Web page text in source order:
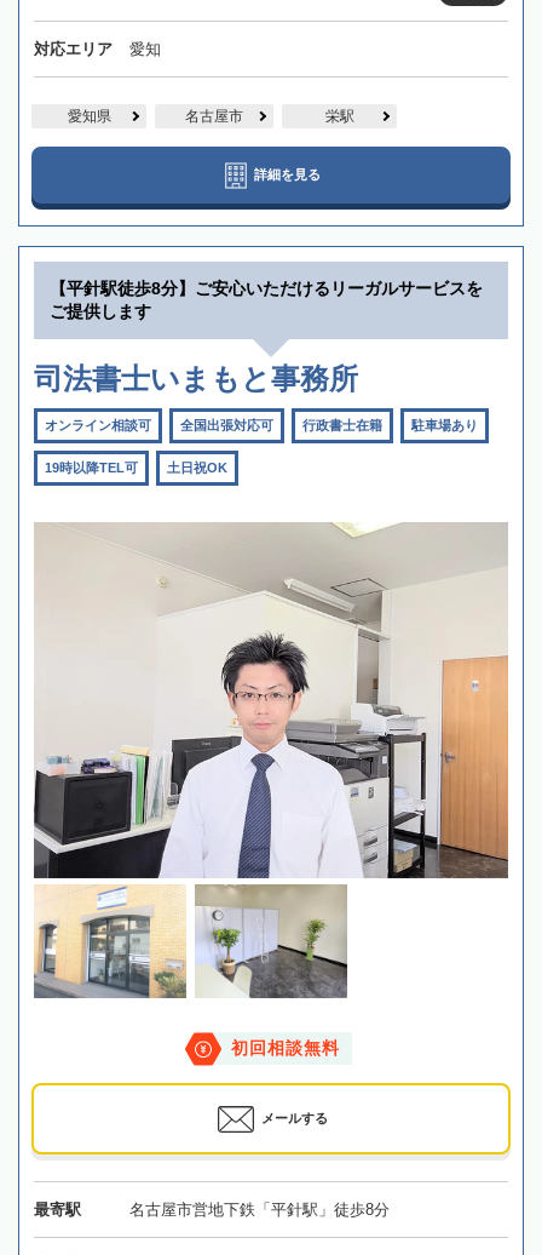
対応エリア 愛知
愛知県 名古屋市 栄駅
詳細を見る
【平針駅徒歩8分】ご安心いただけるリーガルサービスを
ご提供します
司法書士いまもと事務所
オンライン相談可 全国出張対応可 行政書士在籍 駐車場あり
19時以降TEL可 土日祝OK
初回相談無料
メールする
最寄駅 名古屋市営地下鉄「平針駅」徒歩8分